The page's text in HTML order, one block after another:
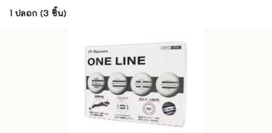
1 ปลอก (3 ชิ้น)